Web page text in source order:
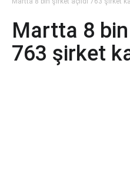
Martta 8 bin
763 şirket